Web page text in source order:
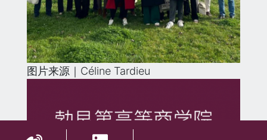
图片来源｜Céline Tardieu